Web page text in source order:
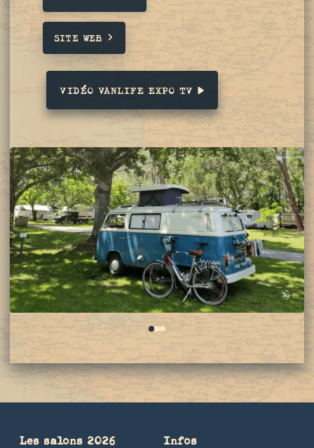
SITE WEB
VIDÉO VANLIFE EXPO TV
012
Les salons 2026 Infos